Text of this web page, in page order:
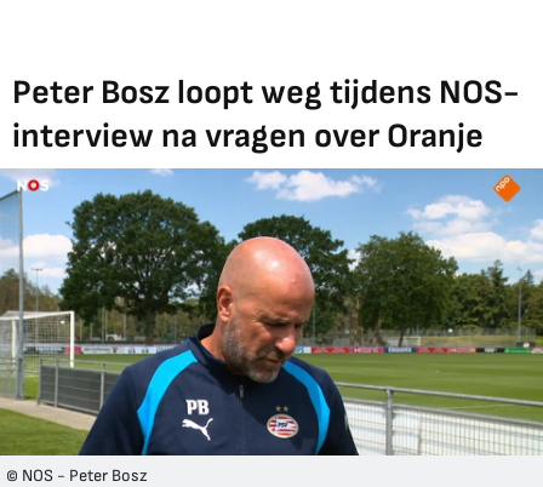
Peter Bosz loopt weg tijdens NOS-
interview na vragen over Oranje
© NOS - Peter Bosz